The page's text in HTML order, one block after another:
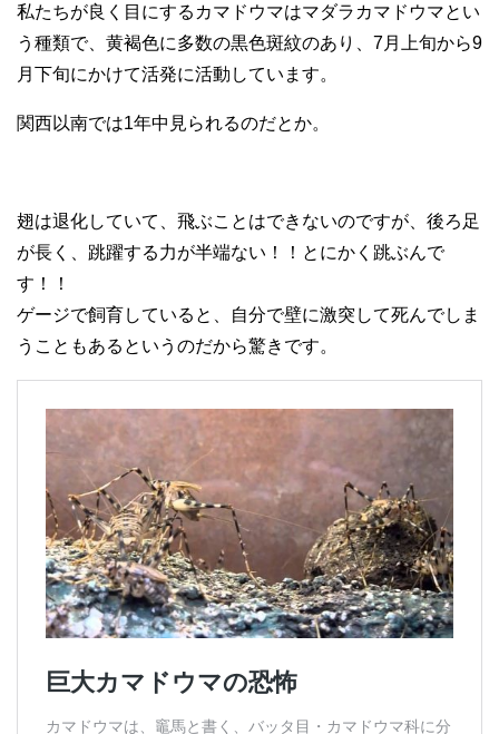
私たちが良く目にするカマドウマはマダラカマドウマとい
う種類で、黄褐色に多数の黒色斑紋のあり、7月上旬から9
月下旬にかけて活発に活動しています。
関西以南では1年中見られるのだとか。
翅は退化していて、飛ぶことはできないのですが、後ろ足
が長く、跳躍する力が半端ない！！とにかく跳ぶんで
す！！
ゲージで飼育していると、自分で壁に激突して死んでしま
うこともあるというのだから驚きです。